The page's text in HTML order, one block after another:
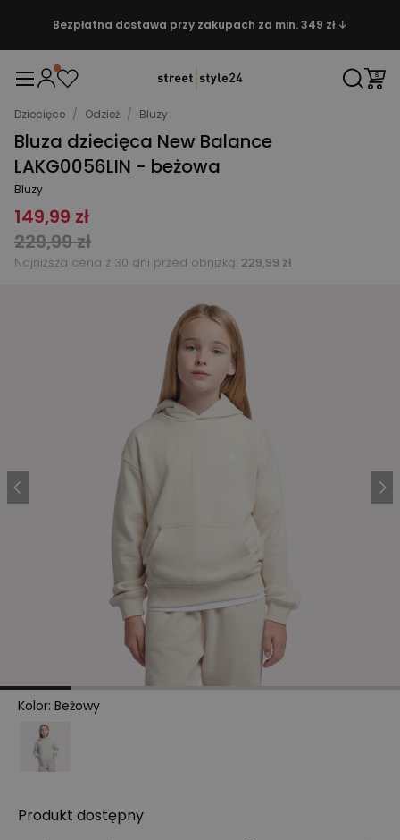
Bezpłatna dostawa przy zakupach za min. 349 zł ↓
Dziecięce / Odzież / Bluzy
Bluza dziecięca New Balance
LAKG0056LIN - beżowa
Bluzy
149,99 zł
229,99 zł
Najniższa cena z 30 dni przed obniżką: 229,99 zł
Kolor: Beżowy
Produkt dostępny